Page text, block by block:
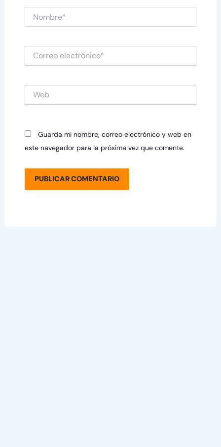
Correo
electrónico*
Guarda mi nombre, correo electrónico y web en
este navegador para la próxima vez que comente.